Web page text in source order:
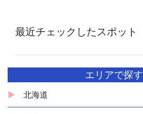
最近チェックしたスポット
エリアで探す
北海道